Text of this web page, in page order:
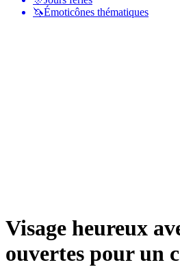
🦄Émoticônes thématiques
Visage heureux
ouvertes pour un